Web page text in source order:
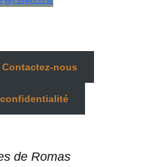
Contactez-nous
de Romas